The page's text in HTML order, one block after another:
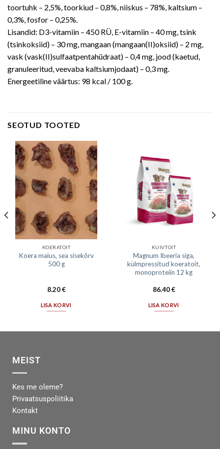
toortuhk – 2,5%, toorkiud – 0,8%, niiskus – 78%, kaltsium –
0,3%, fosfor – 0,25%.
Lisandid: D3-vitamiin – 450 RÜ, E-vitamiin – 40 mg, tsink
(tsinkoksiid) – 30 mg, mangaan (mangaan(II)oksiid) – 2 mg,
vask (vask(II)sulfaatpentahüdraat) – 0,4 mg, jood (kaetud,
granuleeritud, veevaba kaltsiumjodaat) – 0,3 mg.
Energeetiline väärtus: 98 kcal / 100 g.
SEOTUD TOOTED
KOERATOIT
Koera maius, sea sisekõrv
500 g
8.20€
LISA KORVI
KUIVTOIT
Magnum Ibeeria siga,
külmpressitud koeratoit,
monoproteiin 12 kg
86.40€
LISA KORVI
MEIST
Kes me oleme?
Privaatsuspoliitika
Kontakt
MINU KONTO